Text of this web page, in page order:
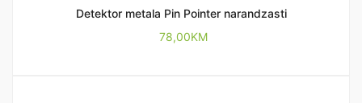
Detektor metala Pin Pointer narandzasti
78,00KM